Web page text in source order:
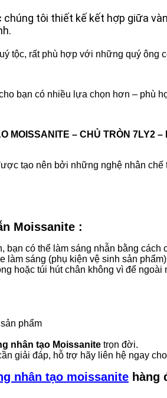
tôi thiết kế kết hợp giữa
tộc, rất phù hợp với những quý ông
bạn có nhiều lựa chọn hơn – phù
MOISSANITE – CHỦ TRÒN 7LY2 –
tạo nên bởi những nghệ nhân
Moissanite :
bạn có thể làm sáng nhẫn bằng
sáng (phụ kiện vệ sinh sản
hoặc túi hút chân không vì để
phẩm
nhân tạo Moissanite trọn đời.
giải đáp, hỗ trợ hãy liên hệ ngay
nhân tạo moissanite hàng